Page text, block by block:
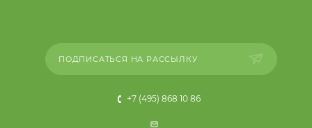
ПОДПИСАТЬСЯ НА РАССЫЛКУ
+7 (495) 868 10 86